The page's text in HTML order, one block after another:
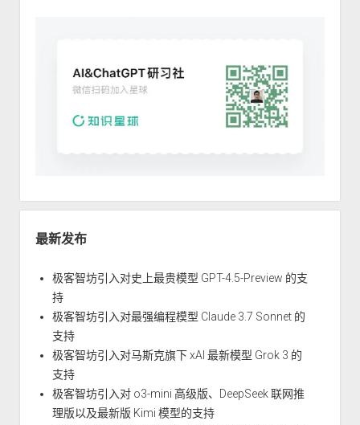
最新发布
极客智坊引入对史上最贵模型 GPT-4.5-Preview 的支
持
极客智坊引入对最强编程模型 Claude 3.7 Sonnet 的
支持
极客智坊引入对马斯克旗下 xAI 最新模型 Grok 3 的
支持
极客智坊引入对 o3-mini 高级版、DeepSeek 联网推
理版以及最新版 Kimi 模型的支持